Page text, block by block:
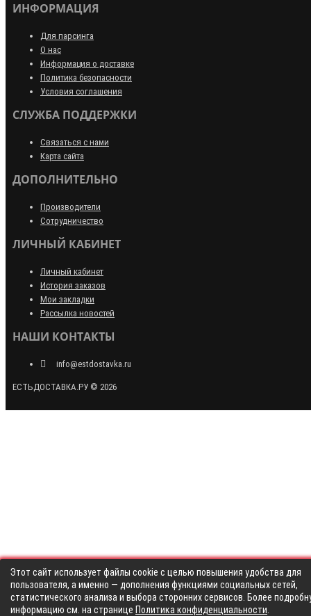
ИНФОРМАЦИЯ
Для парсинга
О нас
Информация о доставке
Политика безопасности
Условия соглашения
СЛУЖБА ПОДДЕРЖКИ
Связаться с нами
Карта сайта
ДОПОЛНИТЕЛЬНО
Производители
Сотрудничество
ЛИЧНЫЙ КАБИНЕТ
Личный кабинет
История заказов
Мои закладки
Рассылка новостей
НАШИ КОНТАКТЫ
info@estdostavka.ru
ЕСТЬДОСТАВКА.РУ © 2026
Этот сайт использует файлы cookie с целью повышения удобства для
пользователя, а именно — дополнения функциями социальных сетей,
статистического анализа и выбора сторонних сервисов. Более
информацию см. на странице Политика конфиденциальности